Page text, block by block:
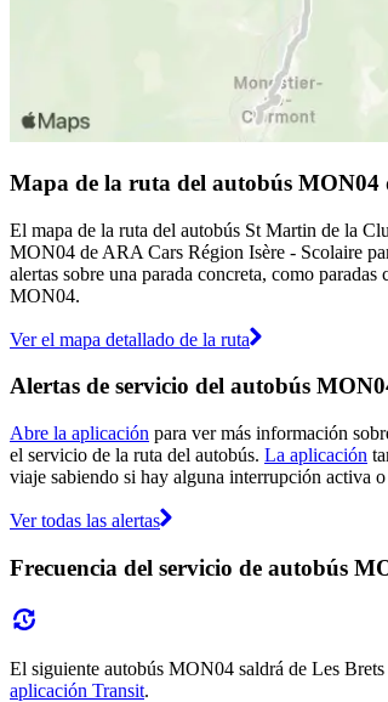
Mapa de la ruta del autobús MON04
El mapa de la ruta del autobús St Martin de la
MON04 de ARA Cars Région Isère - Scolaire
alertas sobre una parada concreta, como
MON04.
Ver el mapa detallado de la ruta
Alertas de servicio del autobús
Abre la aplicación para ver más información
el servicio de la ruta del autobús. La aplicación
viaje sabiendo si hay alguna interrupción activa
Ver todas las alertas
Frecuencia del servicio de autobús
El siguiente autobús MON04 saldrá de Les
aplicación Transit.